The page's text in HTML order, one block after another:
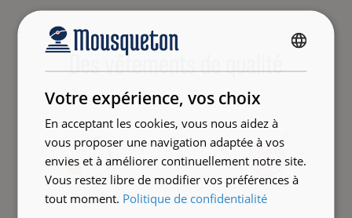
Des vêtements de qualité
Votre expérience, vos choix
En acceptant les cookies, vous nous aidez à
vous proposer une navigation adaptée à vos
envies et à améliorer continuellement notre site.
Vous restez libre de modifier vos préférences à
tout moment. Politique de confidentialité